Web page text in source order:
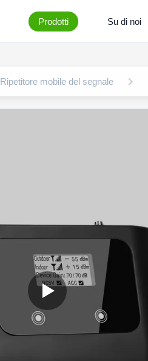
Prodotti Su di noi
Ripetitore mobile del segnale